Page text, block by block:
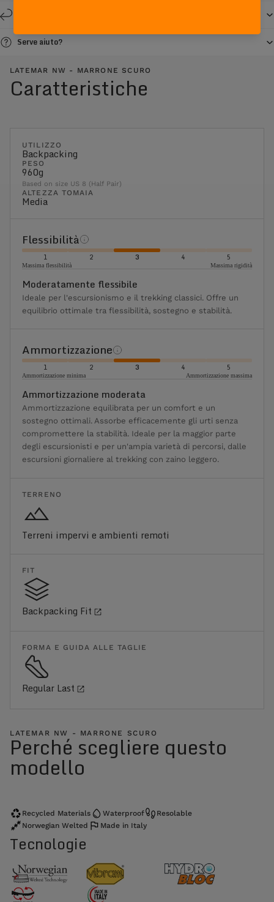
Serve aiuto?
LATEMAR NW - MARRONE SCURO
Caratteristiche
UTILIZZO
Backpacking
PESO
960g
Based on size US 8 (Half Pair)
ALTEZZA TOMAIA
Media
Flessibilità
1 2 3 4 5
Massima flessibilità Massima rigidità
Moderatamente flessibile
Ideale per l'escursionismo e il trekking classici. Offre un
equilibrio ottimale tra flessibilità, sostegno e stabilità.
Ammortizzazione
1 2 3 4 5
Ammortizzazione minima Ammortizzazione massima
Ammortizzazione moderata
Ammortizzazione equilibrata per un comfort e un
sostegno ottimali. Assorbe efficacemente gli urti senza
compromettere la stabilità. Ideale per la maggior parte
degli escursionisti e per un'ampia varietà di percorsi, dalle
escursioni giornaliere al trekking con zaino leggero.
TERRENO
Terreni impervi e ambienti remoti
FIT
Backpacking Fit
FORMA E GUIDA ALLE TAGLIE
Regular Last
LATEMAR NW - MARRONE SCURO
Perché scegliere questo
modello
Recycled Materials Waterproof
Resolable
Norwegian Welted
Made in Italy
Tecnologie